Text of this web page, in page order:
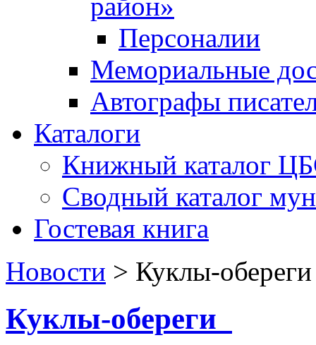
Персоналии
Мемориальные
Автографы
Каталоги
Книжный каталог
Сводный каталог
Гостевая книга
Новости > Куклы-
Куклы-обереги